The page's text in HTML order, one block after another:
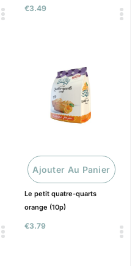
€3.49
€3.79
Le petit quatre-quarts
orange (10p)
Ajouter Au Panier